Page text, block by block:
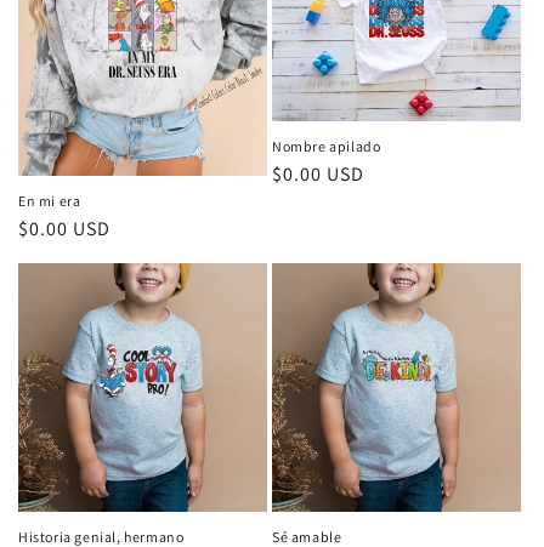
En mi era
Precio
$0.00 USD
Nombre apilado
Precio
$0.00 USD
Historia genial, hermano Sé amable